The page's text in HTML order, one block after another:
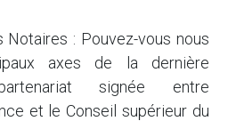
Notaires : Pouvez-vous nous
axes de la dernière
signée entre
et le Conseil supérieur du